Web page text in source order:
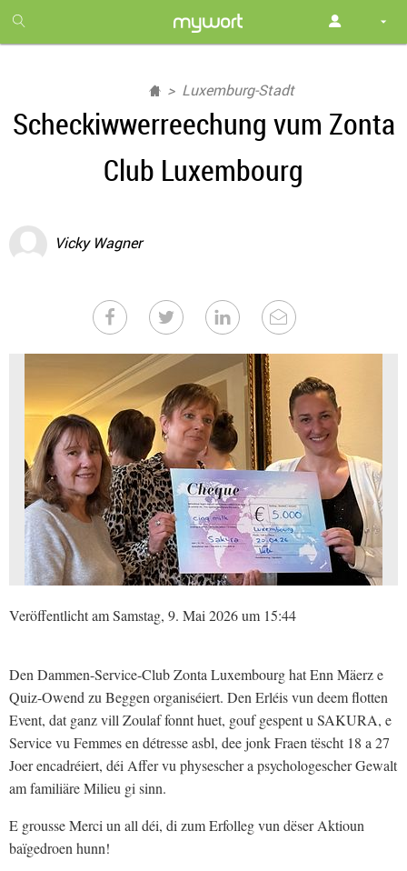
month
free
Luxemburg-Stadt
Scheckiwwerreechung vum Zonta
Club Luxembourg
Vicky Wagner
Veröffentlicht am Samstag, 9. Mai 2026 um 15:44
Den Dammen-Service-Club Zonta Luxembourg hat Enn Mäerz e
Quiz-Owend zu Beggen organiséiert. Den Erléis vun deem flotten
Event, dat ganz vill Zoulaf fonnt huet, gouf gespent u SAKURA, e
Service vu Femmes en détresse asbl, dee jonk Fraen tëscht 18 a 27
Joer encadréiert, déi Affer vu physescher a psychologescher Gewalt
am familiäre Milieu gi sinn.
E grousse Merci un all déi, di zum Erfolleg vun dëser Aktioun
baïgedroen hunn!